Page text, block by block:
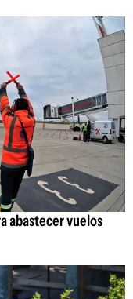
abastecer vuelos